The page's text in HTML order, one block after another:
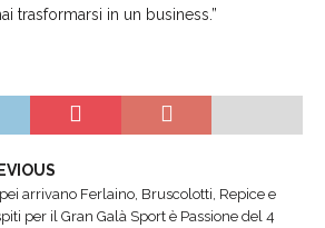
trasformarsi in un business.”
arrivano Ferlaino, Bruscolotti, Repice e
per il Gran Galà Sport è Passione del 4